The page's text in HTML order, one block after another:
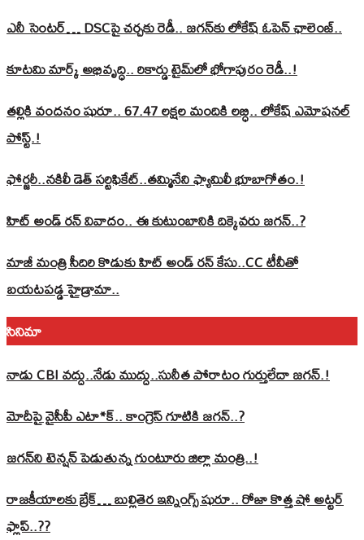
ఎనీ సెంటర్‌… DSCపై చర్చకు రెడీ.. జగన్‌కు లోకేష్‌ ఓపెన్ ఛాలెంజ్..
కూటమి మార్క్ అభివృద్ధి.. రికార్డు టైమ్‌లో భోగాపురం రెడీ..!
తల్లికి వందనం షురూ.. 67.47 లక్షల మందికి లబ్ధి.. లోకేష్‌ ఎమోషనల్
పోస్ట్‌.!
ఫోర్జరీ..నకిలీ డెత్ సర్టిఫికేట్..తమ్మినేని ఫ్యామిలీ భూబాగోతం.!
హిట్ అండ్ రన్ వివాదం.. ఈ కుటుంబానికి దిక్కెవరు జగన్..?
మాజీ మంత్రి సీదిరి కొడుకు హిట్ అండ్ రన్ కేసు..CC టీవీతో
బయటపడ్డ హైడ్రామా..
సినిమా
నాడు CBI వద్దు..నేడు ముద్దు..సునీత పోరాటం గుర్తులేదా జగన్.!
మోదీపై వైసీపీ ఎటా*క్.. కాంగ్రెస్ గూటికి జగన్..?
జగన్‌ని టెన్షన్‌ పెడుతున్న గుంటూరు జిల్లా మంత్రి..!
రాజకీయాలకు బ్రేక్… బుల్లితెర ఇన్నింగ్స్ షురూ.. రోజా కొత్త షో అట్టర్
ఫ్లాప్..??